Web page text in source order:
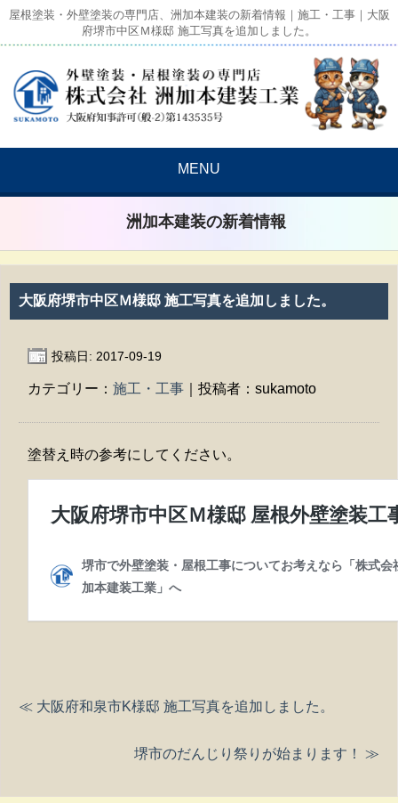
屋根塗装・外壁塗装の専門店、洲加本建装の新着情報｜施工・工事｜大阪
府堺市中区Ｍ様邸 施工写真を追加しました。
MENU
洲加本建装の新着情報
大阪府堺市中区Ｍ様邸 施工写真を追加しました。
投稿日: 2017-09-19
カテゴリー： 施工・工事 ｜投稿者：sukamoto
塗替え時の参考にしてください。
≪ 大阪府和泉市K様邸 施工写真を追加しました。
堺市のだんじり祭りが始まります！ ≫